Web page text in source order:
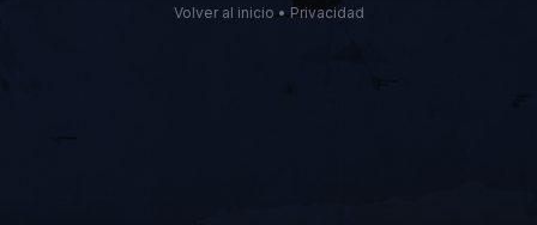
Volver al inicio •Privacidad